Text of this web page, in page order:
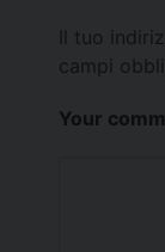
Il tuo
campi
Your